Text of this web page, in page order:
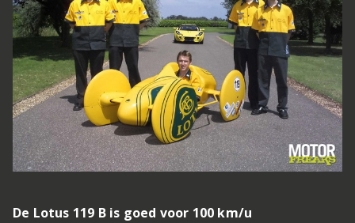
De Lotus 119 B is goed voor 100 km/u